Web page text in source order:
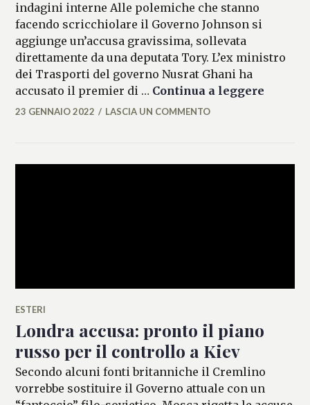
indagini interne Alle polemiche che stanno
facendo scricchiolare il Governo Johnson si
aggiunge un’accusa gravissima, sollevata
direttamente da una deputata Tory. L’ex ministro
dei Trasporti del governo Nusrat Ghani ha
accusato il premier di … Continua a leggere
MARIANNA
23 GENNAIO 2022 LASCIA UN COMMENTO
ESTERI
Londra accusa: pronto il piano
russo per il controllo a Kiev
Secondo alcuni fonti britanniche il Cremlino
vorrebbe sostituire il Governo attuale con un